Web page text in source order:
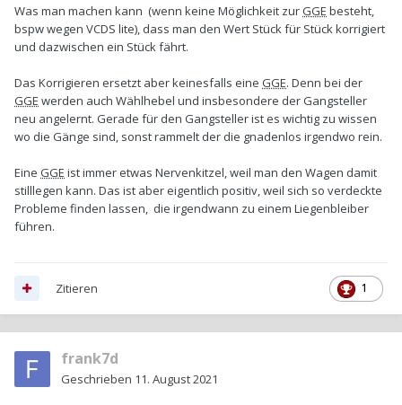
Was man machen kann (wenn keine Möglichkeit zur GGE besteht,
bspw wegen VCDS lite), dass man den Wert Stück für Stück korrigiert
und dazwischen ein Stück fährt.
Das Korrigieren ersetzt aber keinesfalls eine GGE. Denn bei der
GGE werden auch Wählhebel und insbesondere der Gangsteller
neu angelernt. Gerade für den Gangsteller ist es wichtig zu wissen
wo die Gänge sind, sonst rammelt der die gnadenlos irgendwo rein.
Eine GGE ist immer etwas Nervenkitzel, weil man den Wagen damit
stilllegen kann. Das ist aber eigentlich positiv, weil sich so verdeckte
Probleme finden lassen, die irgendwann zu einem Liegenbleiber
führen.
1
Zitieren
frank7d
Geschrieben 11. August 2021